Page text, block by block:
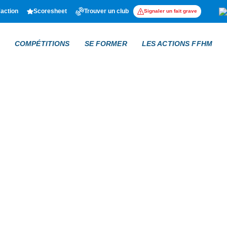
Scoresheet Trouver un club Signaler un fait grave
COMPÉTITIONS SE FORMER LES ACTIONS FFHM